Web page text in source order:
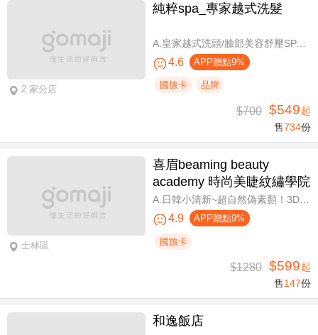
2 家分店
純粹spa_專家越式洗髮
A.皇家越式洗頭/臉部美容舒壓SPA/舒壓採耳SPA 三選一40分(手技40分) / B.越式經典足底深層保養+去足繭+精油按摩 / C.越式純粹經典套餐(臉部美容舒壓SPA/舒壓採耳SPA二選一)全程80分(手技80分) / D.越式皇家古法按摩|全身越式精油舒壓/越式古法指壓 任選全程60分(手技60分)
4.6 APP贈點9%
國旅卡 品牌
$700 $549起
售734份
士林區
喜眉beaming beauty
academy 時尚美睫紋繡學院
4.9 APP贈點9%
國旅卡
$1280 $599起
售147份
和逸飯店